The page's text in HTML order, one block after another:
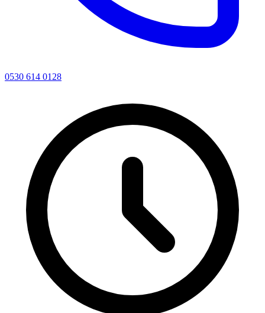
0530 614 0128